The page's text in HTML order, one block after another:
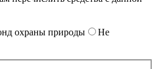
охраны природы
Не